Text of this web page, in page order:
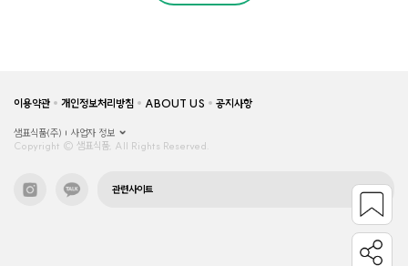
이용약관 개인정보처리방침 ABOUT US 공지사항
샘표식품(주)
사업자 정보
Copyright © 샘표식품, All Rights Reserved.
관련사이트